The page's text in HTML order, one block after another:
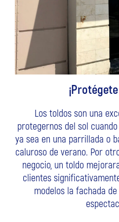
Los toldos son una
protegernos del sol
ya sea en una parrillada o
caluroso de verano. Por
negocio, un toldo
clientes
modelos la fachada